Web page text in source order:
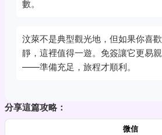
數。
汶萊不是典型觀光地，但如果你喜
靜，這裡值得一遊。免簽讓它更易
——準備充足，旅程才順利。
分享這篇攻略：
微信